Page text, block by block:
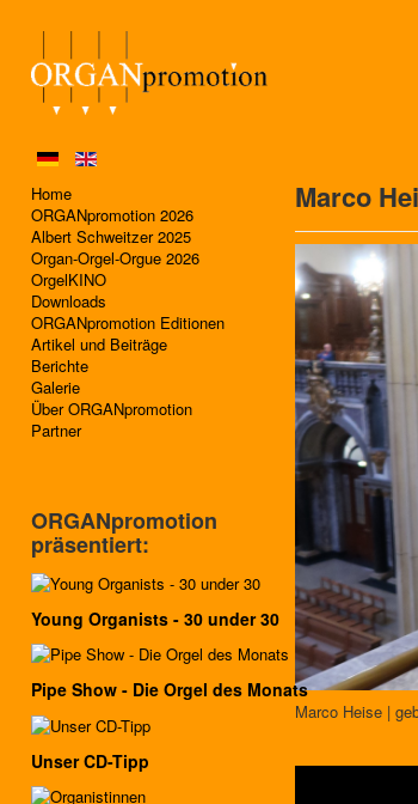
Home
ORGANpromotion 2026
Albert Schweitzer 2025
Organ-Orgel-Orgue 2026
OrgelKINO
Downloads
ORGANpromotion Editionen
Artikel und Beiträge
Berichte
Galerie
Über ORGANpromotion
Partner
Marco
Marco Heise |
ORGANpromotion
präsentiert:
Young Organists - 30 under 30
Pipe Show - Die Orgel des Monats
Unser CD-Tipp